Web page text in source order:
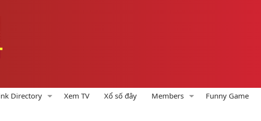
Directory Xem TV Xổ số đây Members Funny Game